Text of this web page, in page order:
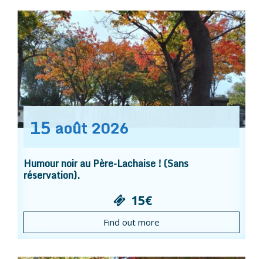
15 août 2026
Humour noir au Père-Lachaise ! (Sans
réservation).
15€
Find out more